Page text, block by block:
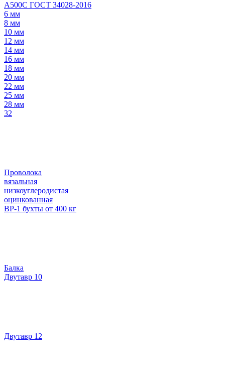
А500С ГОСТ 34028-2016
6 мм
8 мм
10 мм
12 мм
14 мм
16 мм
18 мм
20 мм
22 мм
25 мм
28 мм
32
Проволока
вязальная
низкоуглеродистая
оцинкованная
ВР-1 бухты от 400 кг
Балка
Двутавр 10
Двутавр 12